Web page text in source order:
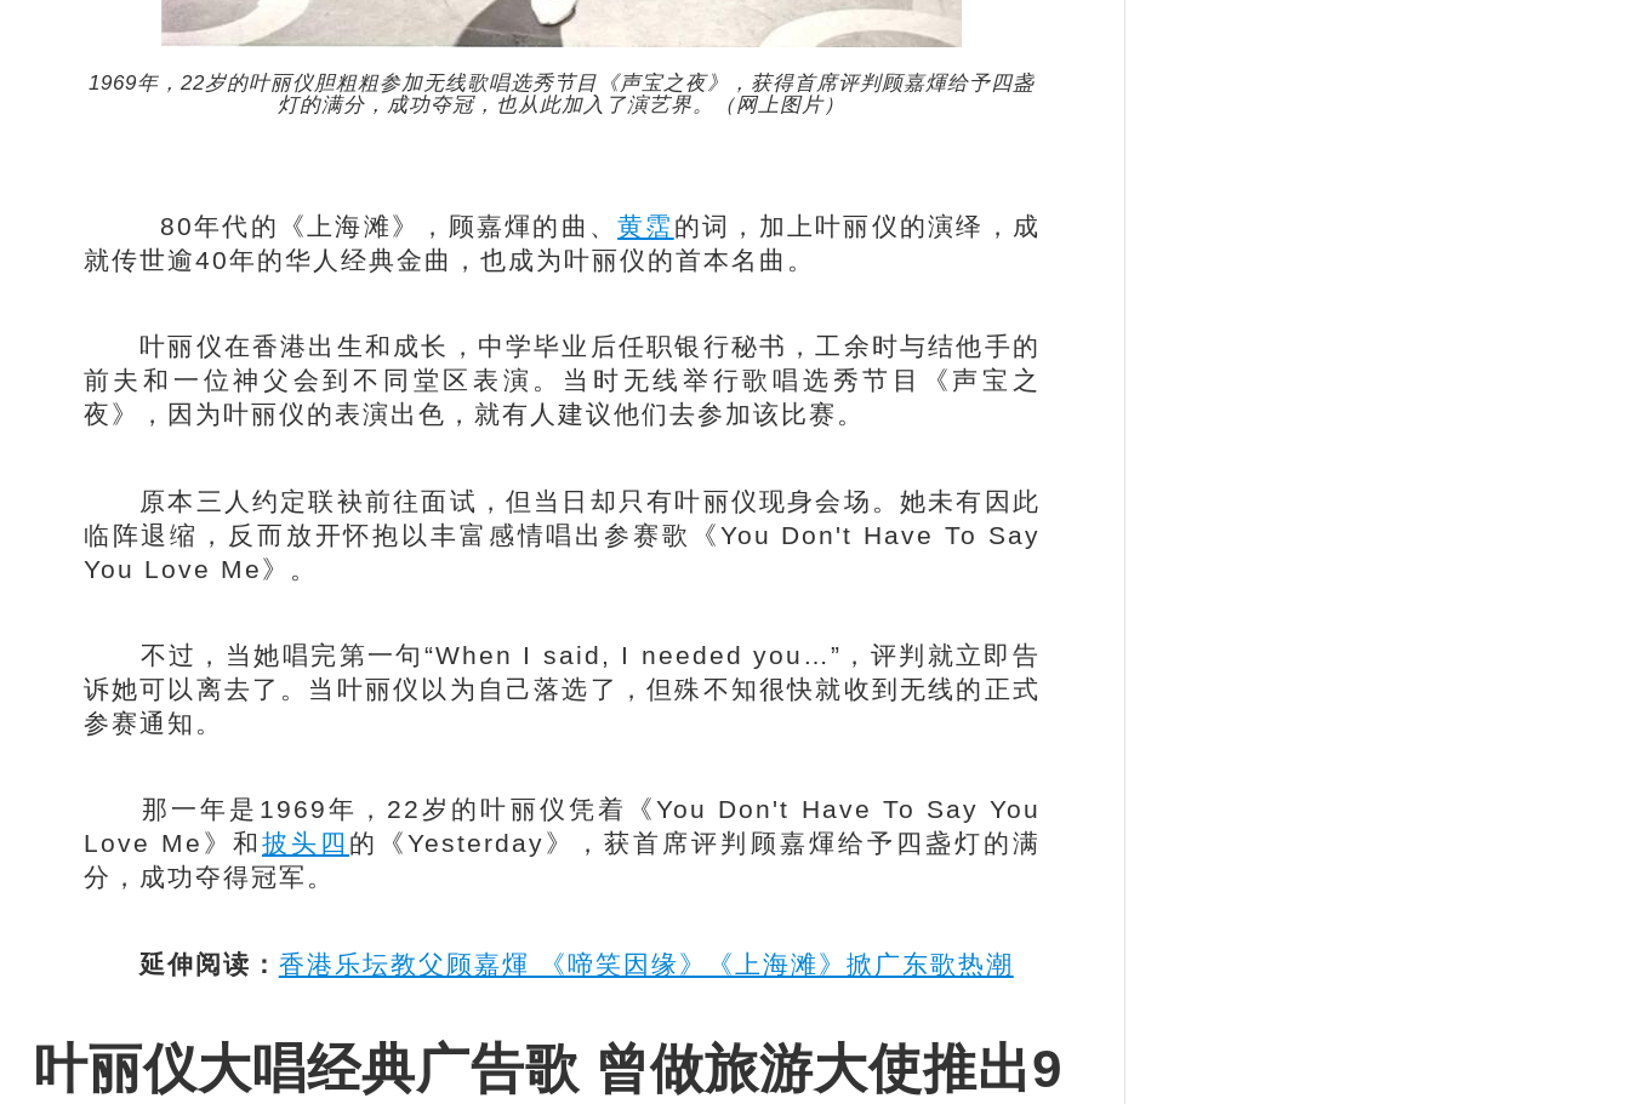
1969年，22岁的叶丽仪胆粗粗参加无线歌唱选秀节目《声宝之夜》，获得首席评判顾嘉煇给予四盏
灯的满分，成功夺冠，也从此加入了演艺界。（网上图片）
80年代的《上海滩》，顾嘉煇的曲、黄霑 的词，加上叶丽仪的演绎，成
就传世逾40年的华人经典金曲，也成为叶丽仪的首本名曲。
叶丽仪在香港出生和成长，中学毕业后任职银行秘书，工余时与结他手的
前夫和一位神父会到不同堂区表演。当时无线举行歌唱选秀节目《声宝之
夜》，因为叶丽仪的表演出色，就有人建议他们去参加该比赛。
原本三人约定联袂前往面试，但当日却只有叶丽仪现身会场。她未有因此
临阵退缩，反而放开怀抱以丰富感情唱出参赛歌《You Don't Have To Say
You Love Me》。
不过，当她唱完第一句“When I said, I needed you…”，评判就立即告
诉她可以离去了。当叶丽仪以为自己落选了，但殊不知很快就收到无线的正式
参赛通知。
那一年是1969年，22岁的叶丽仪凭着《You Don't Have To Say You
Love Me》和 披头四 的《Yesterday》，获首席评判顾嘉煇给予四盏灯的满
分，成功夺得冠军。
延伸阅读： 香港乐坛教父顾嘉煇 《啼笑因缘》《上海滩》掀广东歌热潮
叶丽仪大唱经典广告歌 曾做旅游大使推出9